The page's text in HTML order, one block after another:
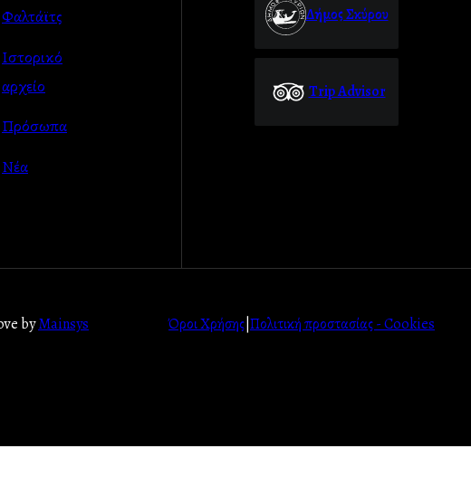
Φαλτάϊτς
Ιστορικό
αρχείο
Πρόσωπα
Νέα
Δήμος Σκύρου
Trip Advisor
byMainsys Όροι Χρήσης Πολιτική προστασίας - Cookies